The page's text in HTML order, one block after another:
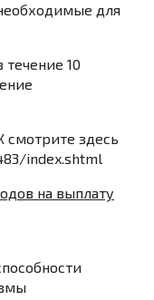
для
10
здесь
index.shtml
на выплату